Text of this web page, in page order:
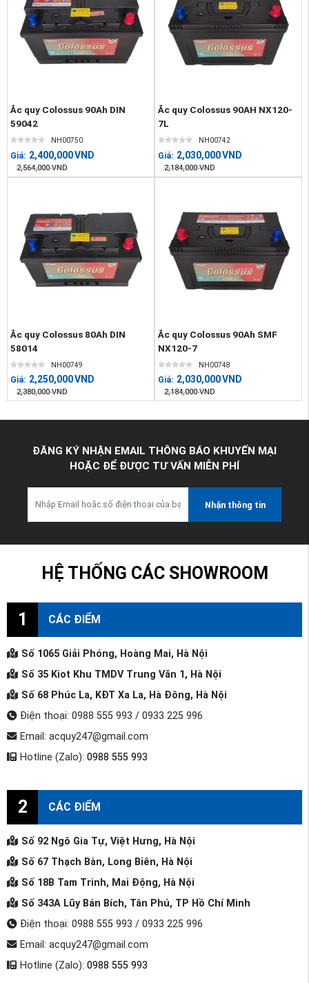
Ắc quy Colossus 90Ah DIN
59042
NH00750
Giá: 2,400,000VND
2,564,000 VND
Ắc quy Colossus 90AH NX120-
7L
NH00742
Giá: 2,030,000VND
2,184,000 VND
Ắc quy Colossus 80Ah DIN
58014
NH00749
Giá: 2,250,000VND
2,380,000 VND
Ắc quy Colossus 90Ah SMF
NX120-7
NH00748
Giá: 2,030,000VND
2,184,000 VND
ĐĂNG KÝ NHẬN EMAIL THÔNG BÁO KHUYẾN MẠI
HOẶC ĐỂ ĐƯỢC TƯ VẤN MIỄN PHÍ
Nhận thông tin
HỆ THỐNG CÁC SHOWROOM
1 CÁC ĐIỂM
Số 1065 Giải Phóng, Hoàng Mai, Hà Nội
Số 35 Kiot Khu TMDV Trung Văn 1, Hà Nội
Số 68 Phúc La, KĐT Xa La, Hà Đông, Hà Nội
Điện thoại: 0988 555 993 / 0933 225 996
Email: acquy247@gmail.com
Hotline (Zalo): 0988 555 993
2 CÁC ĐIỂM
Số 92 Ngô Gia Tự, Việt Hưng, Hà Nội
Số 67 Thạch Bàn, Long Biên, Hà Nội
Số 18B Tam Trinh, Mai Động, Hà Nội
Số 343A Lũy Bán Bích, Tân Phú, TP Hồ Chí Minh
Điện thoại: 0988 555 993 / 0933 225 996
Email: acquy247@gmail.com
Hotline (Zalo): 0988 555 993